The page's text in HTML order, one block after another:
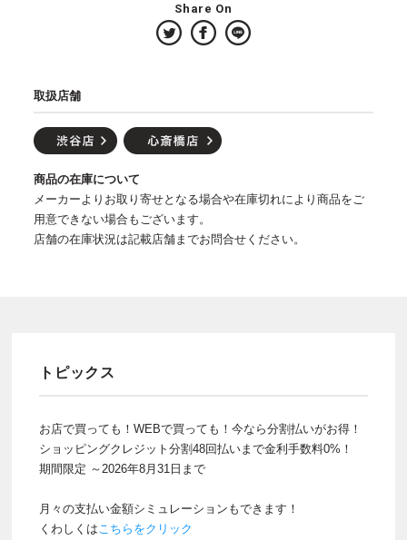
Share On
取扱店舗
商品の在庫について
メーカーよりお取り寄せとなる場合や在庫切れにより商品をご
用意できない場合もございます。
店舗の在庫状況は記載店舗までお問合せください。
トピックス
お店で買っても！WEBで買っても！今なら分割払いがお得！
ショッピングクレジット分割48回払いまで金利手数料0%！
期間限定 ～2026年8月31日まで
月々の支払い金額シミュレーションもできます！
くわしくはこちらをクリック